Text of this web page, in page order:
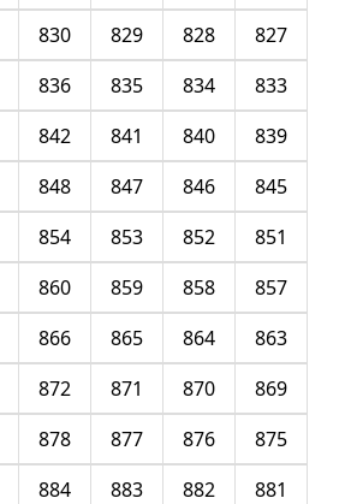
827
828
829
830
833
834
835
836
839
840
841
842
845
846
847
848
851
852
853
854
857
858
859
860
863
864
865
866
869
870
871
872
875
876
877
878
881
882
883
884